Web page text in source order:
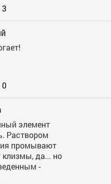
3
0
элемент
Раствором
промывают
да... но
-